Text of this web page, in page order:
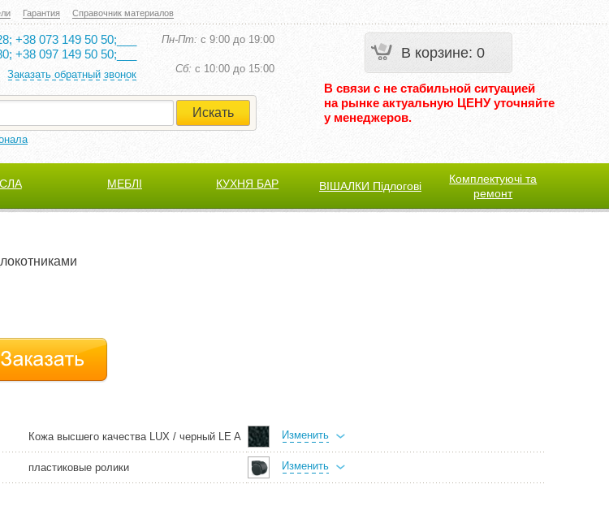
Гарантия Справочник материалов
В корзине: 0
В связи с не стабильной ситуацией
на рынке актуальную ЦЕНУ уточняйте
у менеджеров.
+38 073 149 50 50;___
+38 097 149 50 50;___
Пн-Пт: с 9:00 до 19:00
Заказать обратный звонок Cб: с 10:00 до 15:00
МЕБЛІ КУХНЯ БАР ВІШАЛКИ Підлогові
Комплектуючі та
ремонт
Кожа высшего качества LUX / черный LE A Изменить
пластиковые ролики Изменить